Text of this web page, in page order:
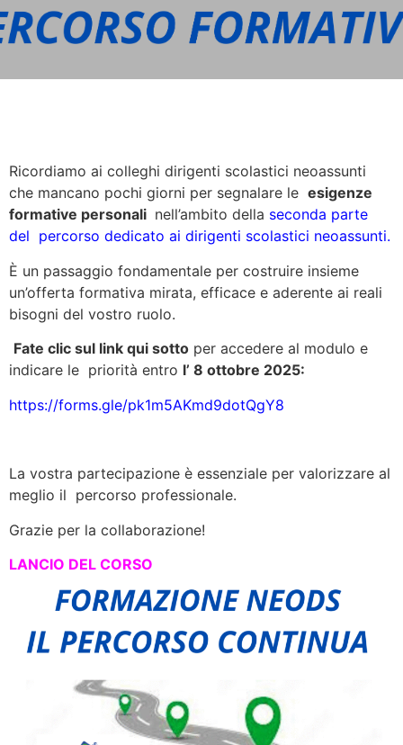
Ricordiamo ai colleghi dirigenti scolastici neoassunti
che mancano pochi giorni per segnalare le esigenze
formative personali nell’ambito della seconda parte
del percorso dedicato ai dirigenti scolastici neoassunti.
È un passaggio fondamentale per costruire insieme
un’offerta formativa mirata, efficace e aderente ai reali
bisogni del vostro ruolo.
Fate clic sul link qui sotto per accedere al modulo e
indicare le priorità entro l’ 8 ottobre 2025:
https://forms.gle/pk1m5AKmd9dotQgY8
La vostra partecipazione è essenziale per valorizzare al
meglio il percorso professionale.
Grazie per la collaborazione!
LANCIO DEL CORSO